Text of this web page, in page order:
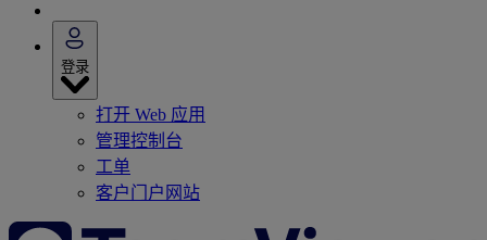
登录
打开 Web 应用
管理控制台
工单
客户门户网站